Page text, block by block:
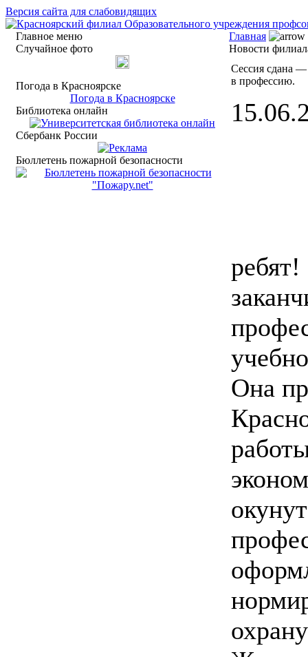
Версия сайта для слабовидящих
Главное меню
Случайное фото
Погода в Красноярске
Погода в Красноярске
Библиотека онлайн
Сбербанк России
Бюллетень пожарной безопасности
Главная
Новости
Сессия сдана —
в профессию.
Она